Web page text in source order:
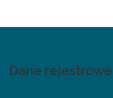
Dane rejestrowe